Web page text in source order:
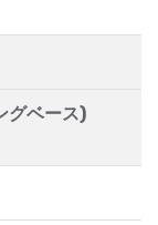
グベース)